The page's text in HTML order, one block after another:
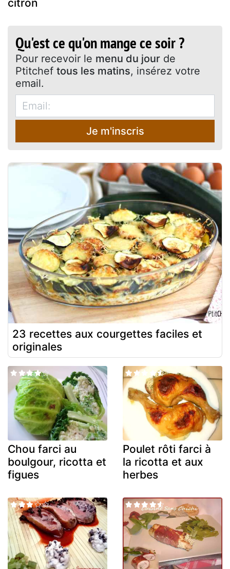
citron
Qu'est ce qu'on mange ce soir ?
Pour recevoir le menu du jour de
Ptitchef tous les matins, insérez votre
email.
Je m'inscris
23 recettes aux courgettes faciles et
originales
Chou farci au
boulgour, ricotta et
figues
Poulet rôti farci à
la ricotta et aux
herbes